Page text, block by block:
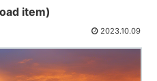
item)
2023.10.09